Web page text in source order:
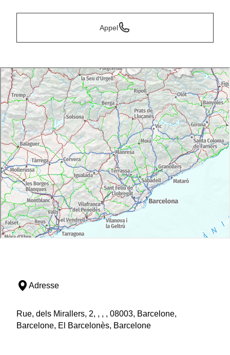
Appel
Adresse
Rue, dels Mirallers, 2, , , , 08003, Barcelone,
Barcelone, El Barcelonès, Barcelone